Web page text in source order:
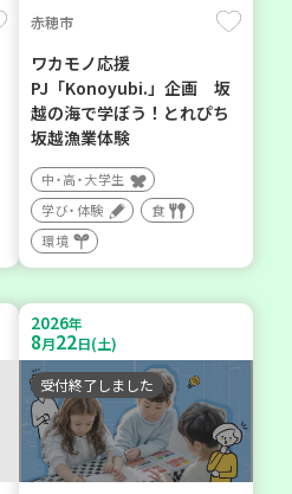
赤穂市
ワカモノ応援
PJ「Konoyubi.」企画 坂
越の海で学ぼう！とれぴち
坂越漁業体験
中・高・大学生
学び・体験
食
環境
2026年
8月22日(土)
受付終了しました